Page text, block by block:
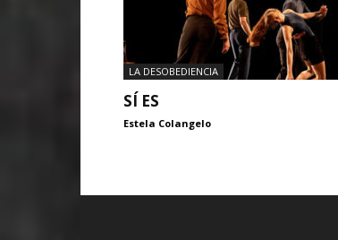
LA DESOBEDIENCIA
SÍ ES
Estela Colangelo